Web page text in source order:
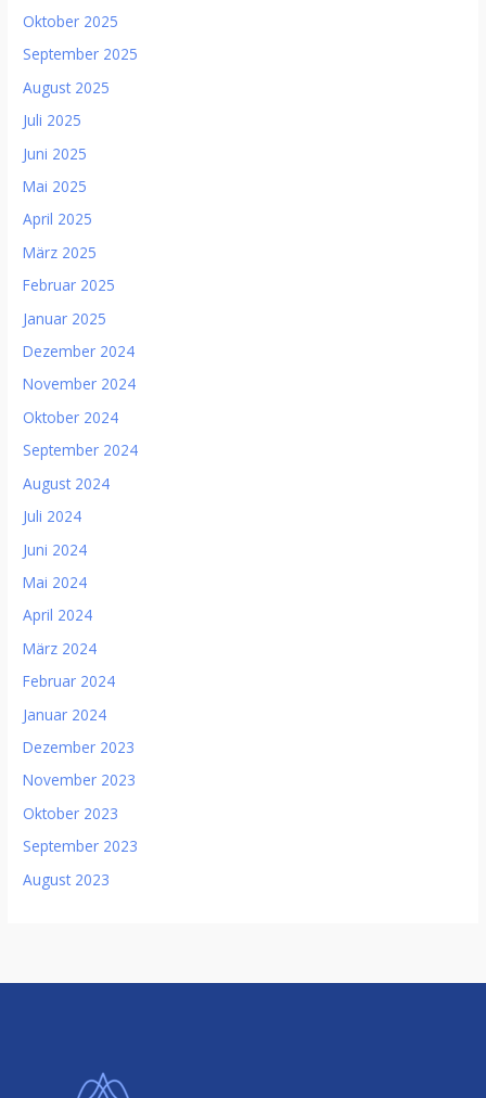
Oktober 2025
September 2025
August 2025
Juli 2025
Juni 2025
Mai 2025
April 2025
März 2025
Februar 2025
Januar 2025
Dezember 2024
November 2024
Oktober 2024
September 2024
August 2024
Juli 2024
Juni 2024
Mai 2024
April 2024
März 2024
Februar 2024
Januar 2024
Dezember 2023
November 2023
Oktober 2023
September 2023
August 2023